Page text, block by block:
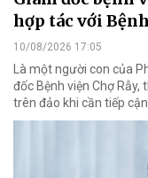
hợp tác với
10/08/2026 17:05
Là một người con của
đốc Bệnh viện Chợ
trên đảo khi cần tiếp